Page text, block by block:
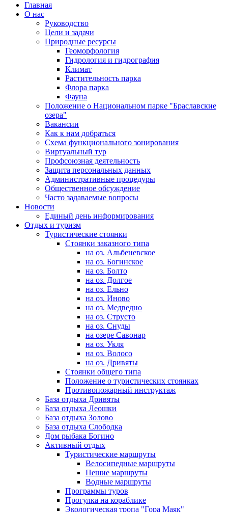
Главная
О нас
Руководство
Цели и задачи
Природные ресурсы
Геоморфология
Гидрология и гидрография
Климат
Растительность парка
Флора парка
Фауна
Положение о Национальном парке "Браславские
озера"
Вакансии
Как к нам добраться
Схема функционального зонирования
Виртуальный тур
Профсоюзная деятельность
Защита персональных данных
Административные процедуры
Общественное обсуждение
Часто задаваемые вопросы
Новости
Единый день информирования
Отдых и туризм
Туристические стоянки
Стоянки заказного типа
на оз. Альбеневское
на оз. Богинское
на оз. Болто
на оз. Долгое
на оз. Ельно
на оз. Иново
на оз. Медведно
на оз. Струсто
на оз. Снуды
на озере Савонар
на оз. Укля
на оз. Волосо
на оз. Дривяты
Стоянки общего типа
Положение о туристических стоянках
Противопожарный инструктаж
База отдыха Дривяты
База отдыха Леошки
База отдыха Золово
База отдыха Слободка
Дом рыбака Богино
Активный отдых
Туристические маршруты
Велосипедные маршруты
Пешие маршруты
Водные маршруты
Программы туров
Прогулка на кораблике
Экологическая тропа "Гора Маяк"